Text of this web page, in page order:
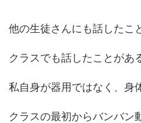
他の生徒さんにも話したこ
クラスでも話したことがあ
私自身が器用ではなく、身
クラスの最初からバンバン